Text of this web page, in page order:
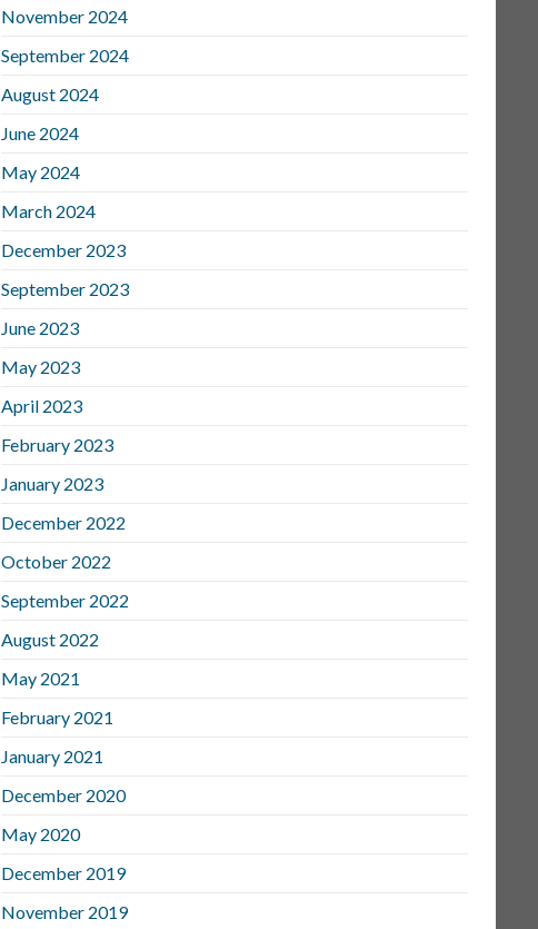
November 2024
September 2024
August 2024
June 2024
May 2024
March 2024
December 2023
September 2023
June 2023
May 2023
April 2023
February 2023
January 2023
December 2022
October 2022
September 2022
August 2022
May 2021
February 2021
January 2021
December 2020
May 2020
December 2019
November 2019